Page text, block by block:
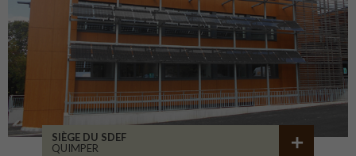
SIÈGE DU SDEF
QUIMPER